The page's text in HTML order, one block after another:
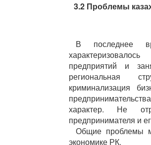
3.2 Проблемы
В последнее
предприятий и
региональная
криминализация
характер. Не
предпринимателя и
Общие проблемы
экономике РК.